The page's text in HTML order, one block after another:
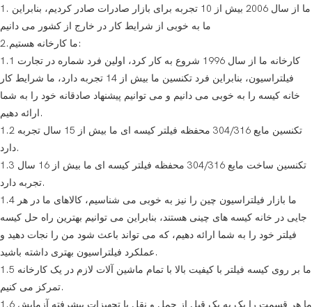
1. ما از سال 2006 بیش از 10 تجربه برای بازار صادرات صادر کردیم، بنابراین
ما به خوبی از شرایط کار در خارج از کشور می دانیم
2.ما کارخانه هستیم:
1.1 کارخانه ما از سال 1996 شروع به کار کرد، اولین فرد شماره در تجارت
فیلتراسیون، بنابراین فرد تکنسین ما بیش از 14 تجربه دارد، ما شرایط کار
خانه کیسه را به خوبی می دانیم و می توانیم پیشنهاد صادقانه خود را به شما
ارائه دهیم.
1.2 تکنسین مایع 304/316 محفظه فیلتر کیسه ای ما بیش از 15 سال تجربه
دارد.
1.3 تکنسین ساخت مایع 304/316 محفظه فیلتر کیسه ای ما بیش از 16 سال
تجربه دارد.
1.4 ما بازار فیلتراسیون چین را نیز به خوبی می شناسیم، کالاهای ما در هر
جایی در خانه کیسه های چینی هستند، بنابراین می توانیم بهترین راه حل کیسه
فیلتر خود را به شما ارائه دهیم، که می تواند باعث شود من را نجات دهید و
عملکرد فیلتراسیون بهتری داشته باشید.
1.5 ما بر روی کیسه فیلتر با کیفیت بالا با تمام ماشین آلات لازم در یک کارخانه
تمرکز می کنیم.
1.6 ما هر قسمت را یک به یک قبل از حمل و نقل با تجهیزات پیشرفته آزمایش